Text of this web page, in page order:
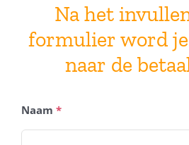
Na het
formulier word
naar de
Naam *